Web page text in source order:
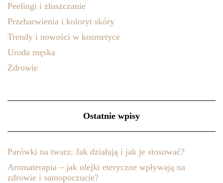
Peelingi i złuszczanie
Przebarwienia i koloryt skóry
Trendy i nowości w kosmetyce
Uroda męska
Zdrowie
Ostatnie wpisy
Parówki na twarz: Jak działają i jak je stosować?
Aromaterapia – jak olejki eteryczne wpływają na
zdrowie i samopoczucie?